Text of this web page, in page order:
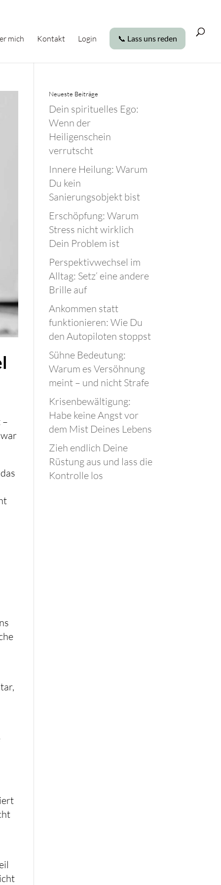
mich Kontakt Login 📞 Lass uns reden
–
Neueste Beiträge
Dein spirituelles Ego:
Wenn der
Heiligenschein
verrutscht
Innere Heilung: Warum
Du kein
Sanierungsobjekt bist
Erschöpfung: Warum
Stress nicht wirklich
Dein Problem ist
Perspektivwechsel im
Alltag: Setz‘ eine andere
Brille auf
Ankommen statt
funktionieren: Wie Du
den Autopiloten stoppst
Sühne Bedeutung:
Warum es Versöhnung
meint – und nicht Strafe
Krisenbewältigung:
Habe keine Angst vor
dem Mist Deines Lebens
Zieh endlich Deine
Rüstung aus und lass die
Kontrolle los